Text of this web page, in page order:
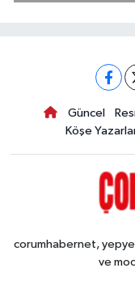
Güncel
Köşe
corumhabernet,
ve